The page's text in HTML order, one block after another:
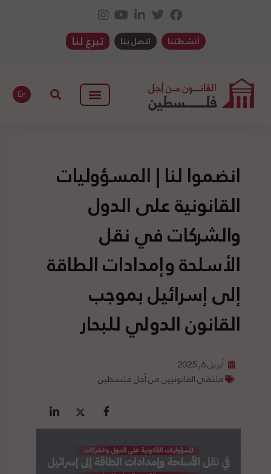
أنشطتنا اتصل بنا تبرع لنا
En
انضموا لنا | المسؤوليات
القانونية على الدول
والشركات في نقل
الأسلحة وإمدادات الطاقة
إلى إسرائيل بموجب
القانون الدولي للبحار
أبريل 6, 2025
ملتقى القانونيين من أجل فلسطين